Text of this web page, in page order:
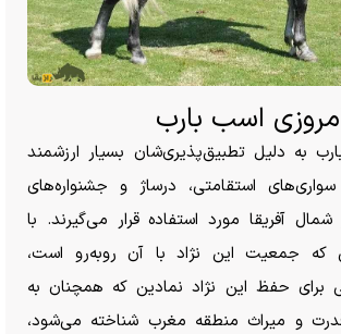
اسب بارب
به دلیل تطبیق‌پذیری‌شان بسیار ارزشمند
استقامتی، درساژ و جشنواره‌های
آفریقا مورد استفاده قرار می‌گیرند. با
جمعیت این نژاد با آن روبه‌رو است،
برای حفظ این نژاد نمادین که همچنان به
و میراث منطقه مغرب شناخته می‌شود،